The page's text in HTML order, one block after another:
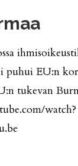
EU:n
tukevan
watch?